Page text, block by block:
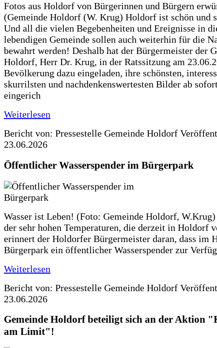
Fotos aus Holdorf von Bürgerinnen und Bürgern
(Gemeinde Holdorf (W. Krug) Holdorf ist schön und
Und all die vielen Begebenheiten und Ereignisse in
lebendigen Gemeinde sollen auch weiterhin für die
bewahrt werden! Deshalb hat der Bürgermeister der
Holdorf, Herr Dr. Krug, in der Ratssitzung am
Bevölkerung dazu eingeladen, ihre schönsten,
skurrilsten und nachdenkenswertesten Bilder ab
eingerich
Weiterlesen
Bericht von: Pressestelle Gemeinde Holdorf
23.06.2026
Öffentlicher Wasserspender im Bürgerpark
Wasser ist Leben! (Foto: Gemeinde Holdorf,
der sehr hohen Temperaturen, die derzeit in Holdorf
erinnert der Holdorfer Bürgermeister daran, dass im
Bürgerpark ein öffentlicher Wasserspender zur
Weiterlesen
Bericht von: Pressestelle Gemeinde Holdorf
23.06.2026
Gemeinde Holdorf beteiligt sich an der Aktion
am Limit"!